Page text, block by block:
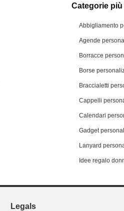
Categorie
Abbigliamento
Agende
Borracce
Borse
Braccialetti
Cappelli
Calendari
Gadget
Lanyard
Idee regalo
Legals